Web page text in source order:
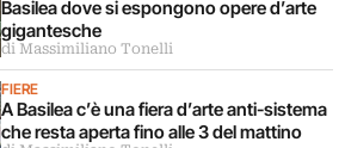
Basilea dove si espongono opere d’arte
gigantesche
di Massimiliano Tonelli
FIERE
A Basilea c’è una fiera d’arte anti-sistema
che resta aperta fino alle 3 del mattino